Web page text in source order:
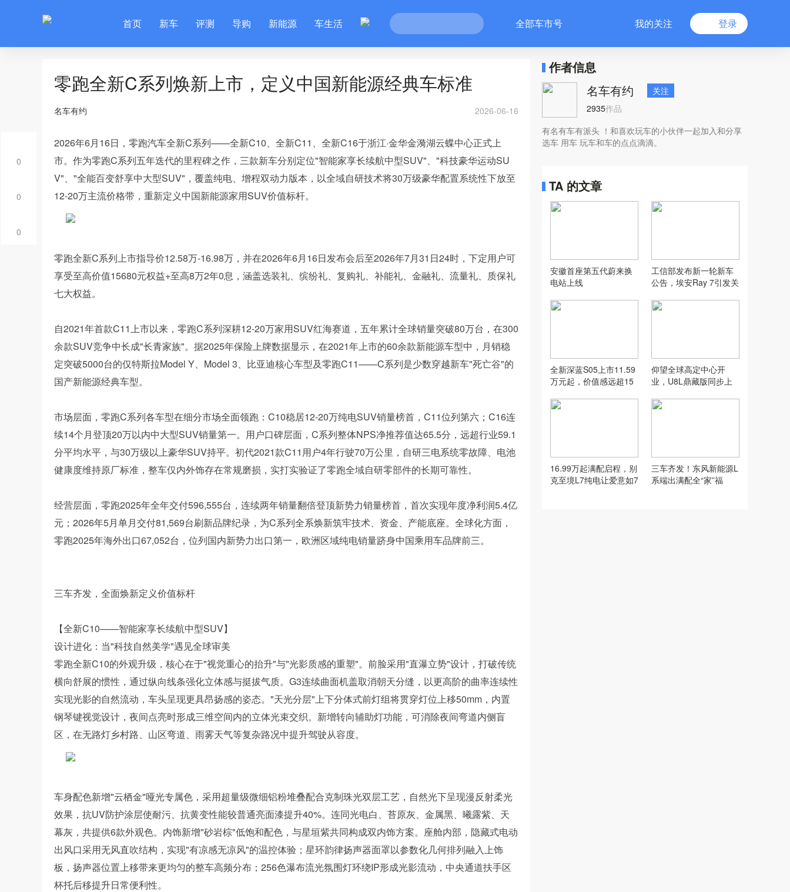
首页 新车 评测 导购 新能源 车生活 全部车市号 我的关注 登录
0
0
0
零跑全新C系列焕新上市，定义中国新能源经典车标准
名车有约 2026-06-16
2026年6月16日，零跑汽车全新C系列——全新C10、全新C11、全新C16于浙江·金华金漪湖云蝶中心正式上
市。作为零跑C系列五年迭代的里程碑之作，三款新车分别定位"智能家享长续航中型SUV"、"科技豪华运动SU
V"、"全能百变舒享中大型SUV"，覆盖纯电、增程双动力版本，以全域自研技术将30万级豪华配置系统性下放至
12-20万主流价格带，重新定义中国新能源家用SUV价值标杆。
零跑全新C系列上市指导价12.58万-16.98万，并在2026年6月16日发布会后至2026年7月31日24时，下定用户可
享受至高价值15680元权益+至高8万2年0息，涵盖选装礼、缤纷礼、复购礼、补能礼、金融礼、流量礼、质保礼
七大权益。
自2021年首款C11上市以来，零跑C系列深耕12-20万家用SUV红海赛道，五年累计全球销量突破80万台，在300
余款SUV竞争中长成"长青家族"。据2025年保险上牌数据显示，在2021年上市的60余款新能源车型中，月销稳
定突破5000台的仅特斯拉Model Y、Model 3、比亚迪核心车型及零跑C11——C系列是少数穿越新车"死亡谷"的
国产新能源经典车型。
市场层面，零跑C系列各车型在细分市场全面领跑：C10稳居12-20万纯电SUV销量榜首，C11位列第六；C16连
续14个月登顶20万以内中大型SUV销量第一。用户口碑层面，C系列整体NPS净推荐值达65.5分，远超行业59.1
分平均水平，与30万级以上豪华SUV持平。初代2021款C11用户4年行驶70万公里，自研三电系统零故障、电池
健康度维持原厂标准，整车仅内外饰存在常规磨损，实打实验证了零跑全域自研零部件的长期可靠性。
经营层面，零跑2025年全年交付596,555台，连续两年销量翻倍登顶新势力销量榜首，首次实现年度净利润5.4亿
元；2026年5月单月交付81,569台刷新品牌纪录，为C系列全系焕新筑牢技术、资金、产能底座。全球化方面，
零跑2025年海外出口67,052台，位列国内新势力出口第一，欧洲区域纯电销量跻身中国乘用车品牌前三。
三车齐发，全面焕新定义价值标杆
【全新C10——智能家享长续航中型SUV】
设计进化：当"科技自然美学"遇见全球审美
零跑全新C10的外观升级，核心在于"视觉重心的抬升"与"光影质感的重塑"。前脸采用"直瀑立势"设计，打破传统
横向舒展的惯性，通过纵向线条强化立体感与挺拔气质。G3连续曲面机盖取消朝天分缝，以更高阶的曲率连续性
实现光影的自然流动，车头呈现更具昂扬感的姿态。"天光分层"上下分体式前灯组将贯穿灯位上移50mm，内置
钢琴键视觉设计，夜间点亮时形成三维空间内的立体光束交织。新增转向辅助灯功能，可消除夜间弯道内侧盲
区，在无路灯乡村路、山区弯道、雨雾天气等复杂路况中提升驾驶从容度。
车身配色新增"云栖金"哑光专属色，采用超量级微细铝粉堆叠配合克制珠光双层工艺，自然光下呈现漫反射柔光
效果，抗UV防护涂层使耐污、抗黄变性能较普通亮面漆提升40%。连同光电白、苔原灰、金属黑、曦露紫、天
幕灰，共提供6款外观色。内饰新增"砂岩棕"低饱和配色，与星垣紫共同构成双内饰方案。座舱内部，隐藏式电动
出风口采用无风直吹结构，实现"有凉感无凉风"的温控体验；星环韵律扬声器面罩以参数化几何排列融入上饰
板，扬声器位置上移带来更均匀的整车高频分布；256色瀑布流光氛围灯环绕IP形成光影流动，中央通道扶手区
杯托后移提升日常便利性。
作者信息
名车有约
关注
2935作品
有名有车有派头 ！和喜欢玩车的小伙伴一起加入和分享
选车 用车 玩车和车的点点滴滴。
TA 的文章
安徽首座第五代蔚来换
电站上线
工信部发布新一轮新车
公告，埃安Ray 7引发关
全新深蓝S05上市11.59
万元起，价值感远超15
仰望全球高定中心开
业，U8L鼎藏版同步上
16.99万起满配启程，别
克至境L7纯电让爱意如7
三车齐发！东风新能源L
系端出满配全“家”福